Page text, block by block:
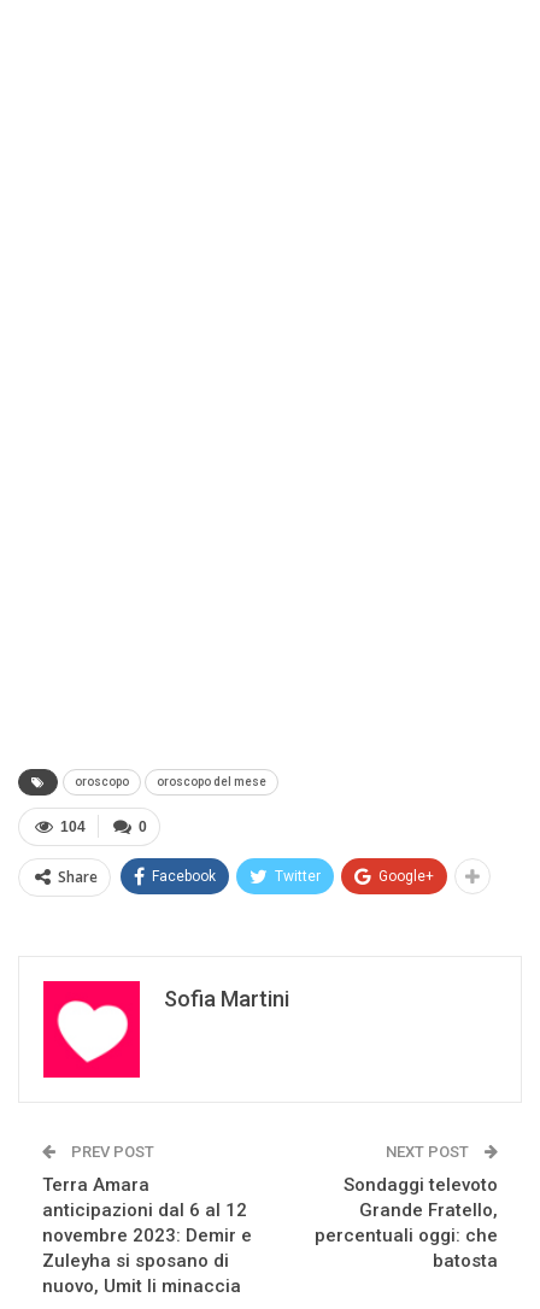
oroscopo oroscopo del mese
0
104
Share Facebook Twitter Google+
Sofia Martini
PREV POST
Terra Amara
anticipazioni dal 6 al 12
novembre 2023: Demir e
Zuleyha si sposano di
nuovo, Umit li minaccia
NEXT POST
Sondaggi televoto
Grande Fratello,
percentuali oggi: che
batosta